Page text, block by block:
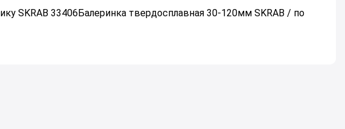
SKRAB 33406Балеринка твердосплавная 30-120мм SKRAB / по